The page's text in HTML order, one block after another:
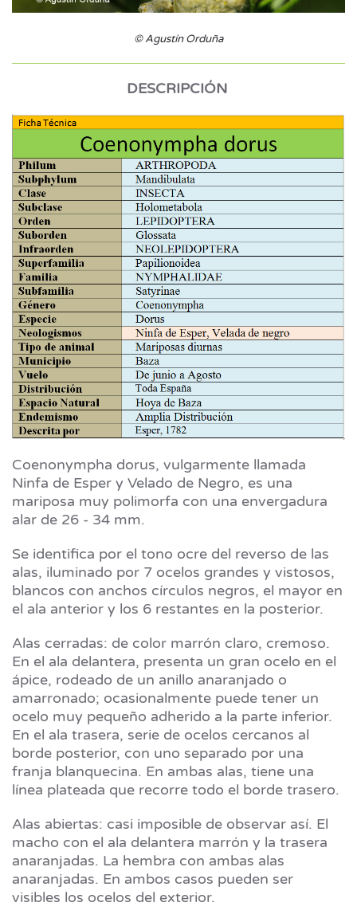
© Agustín Orduña
DESCRIPCIÓN
Coenonympha dorus, vulgarmente llamada
Ninfa de Esper y Velado de Negro, es una
mariposa muy polimorfa con una envergadura
alar de 26 - 34 mm.
Se identifica por el tono ocre del reverso de las
alas, iluminado por 7 ocelos grandes y vistosos,
blancos con anchos círculos negros, el mayor en
el ala anterior y los 6 restantes en la posterior.
Alas cerradas: de color marrón claro, cremoso.
En el ala delantera, presenta un gran ocelo en el
ápice, rodeado de un anillo anaranjado o
amarronado; ocasionalmente puede tener un
ocelo muy pequeño adherido a la parte inferior.
En el ala trasera, serie de ocelos cercanos al
borde posterior, con uno separado por una
franja blanquecina. En ambas alas, tiene una
línea plateada que recorre todo el borde trasero.
Alas abiertas: casi imposible de observar así. El
macho con el ala delantera marrón y la trasera
anaranjadas. La hembra con ambas alas
anaranjadas. En ambos casos pueden ser
visibles los ocelos del exterior.